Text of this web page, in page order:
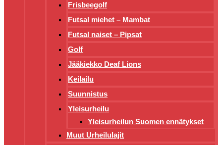
Frisbeegolf
Futsal miehet – Mambat
Futsal naiset – Pipsat
Golf
Jääkiekko Deaf Lions
Keilailu
Suunnistus
Yleisurheilu
Yleisurheilun Suomen ennätykset
Muut Urheilulajit